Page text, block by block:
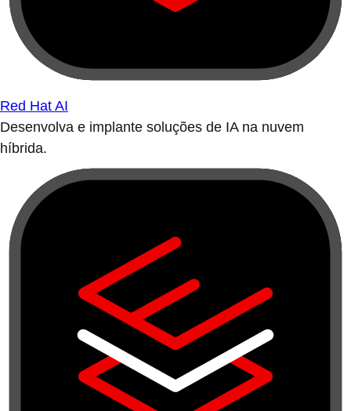
Red Hat AI
Desenvolva e implante soluções de IA na nuvem
híbrida.